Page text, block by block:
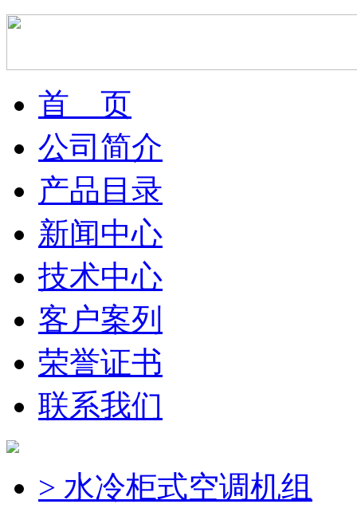
首 页
公司简介
产品目录
新闻中心
技术中心
客户案列
荣誉证书
联系我们
> 水冷柜式空调机组